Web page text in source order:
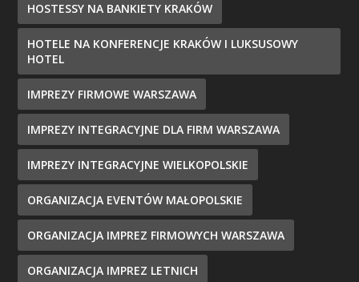
HOSTESSY NA BANKIETY KRAKÓW
HOTELE NA KONFERENCJE KRAKÓW I LUKSUSOWY
HOTEL
IMPREZY FIRMOWE WARSZAWA
IMPREZY INTEGRACYJNE DLA FIRM WARSZAWA
IMPREZY INTEGRACYJNE WIELKOPOLSKIE
ORGANIZACJA EVENTÓW MAŁOPOLSKIE
ORGANIZACJA IMPREZ FIRMOWYCH WARSZAWA
ORGANIZACJA IMPREZ LETNICH